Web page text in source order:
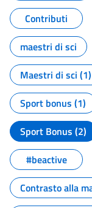
Contributi
maestri di sci
Maestri di sci (1)
Sport bonus (1)
Sport Bonus (2)
#beactive
Contrasto alla